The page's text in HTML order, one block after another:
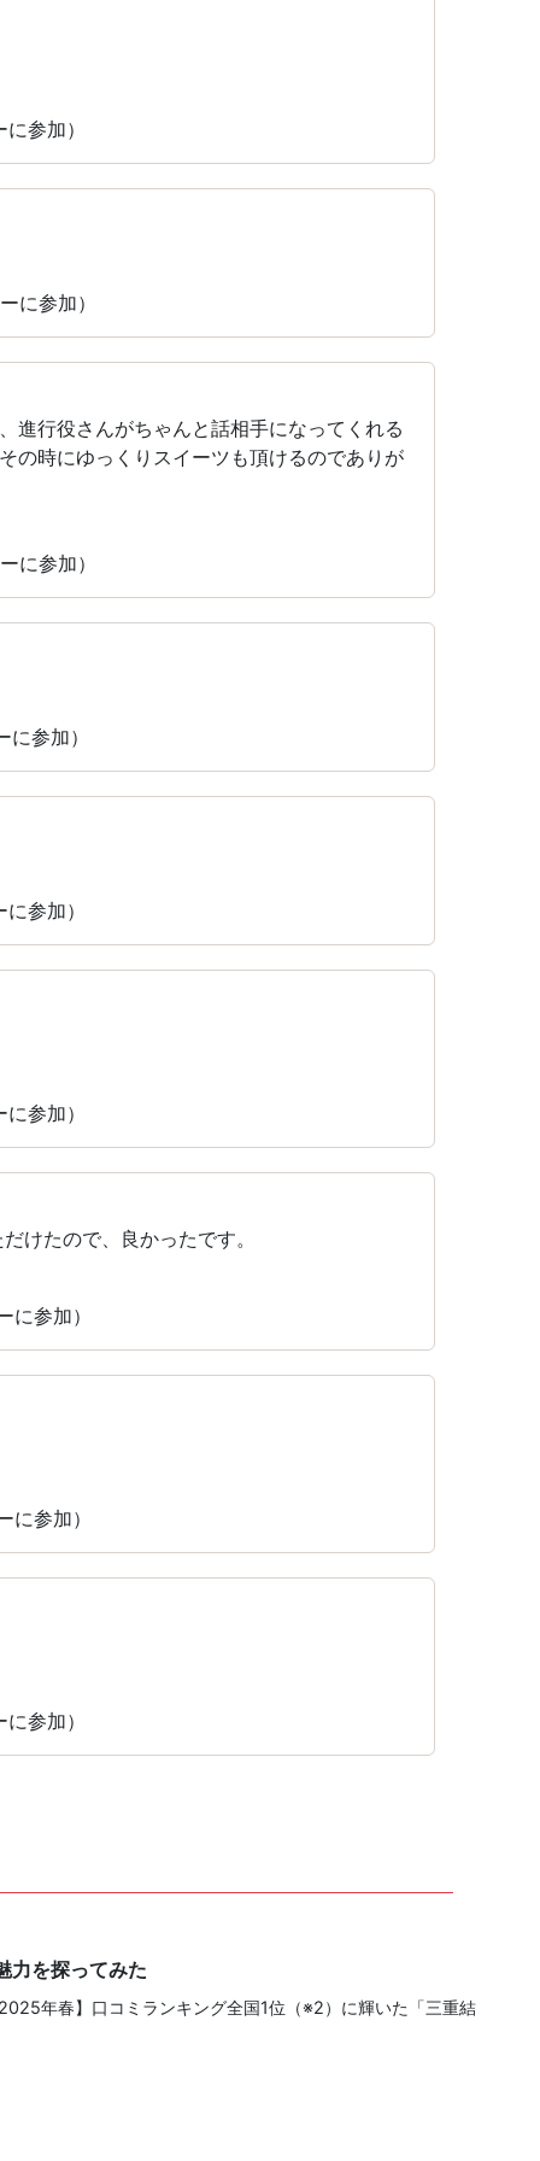
参加）
に参加）
進行役さんがちゃんと話相手になってくれる
の時にゆっくりスイーツも頂けるのでありが
に参加）
参加）
参加）
参加）
けたので、良かったです。
参加）
参加）
参加）
力を探ってみた
年春】口コミランキング全国1位（※2）に輝いた「三重結